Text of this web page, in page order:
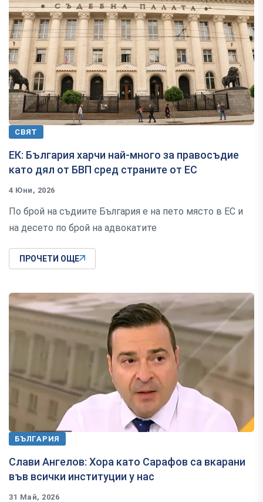
СВЯТ
ЕК: България харчи най-много за правосъдие
като дял от БВП сред страните от ЕС
4 Юни, 2026
По брой на съдиите България е на пето място в ЕС и
на десето по брой на адвокатите
ПРОЧЕТИ ОЩЕ
БЪЛГАРИЯ
Слави Ангелов: Хора като Сарафов са вкарани
във всички институции у нас
31 Май, 2026